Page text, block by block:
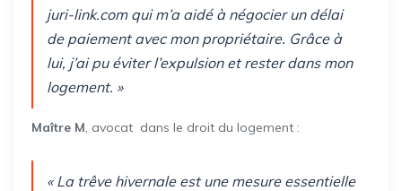
juri-link.com qui m’a aidé à négocier un délai
de paiement avec mon propriétaire. Grâce à
lui, j’ai pu éviter l’expulsion et rester dans mon
logement. »
Maître M, avocat dans le droit du logement :
« La trêve hivernale est une mesure essentielle